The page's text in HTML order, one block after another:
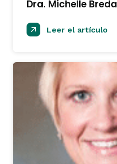
Dra. Michelle Breda
Leer el artículo